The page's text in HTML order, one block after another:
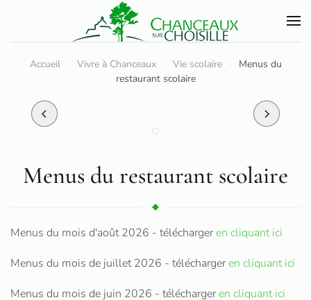
Accéder au contenu principal
Accueil Vivre à Chanceaux Vie scolaire
Menus du
restaurant scolaire
Menus du restaurant scolaire
Menus du mois d'août 2026 - téléchargeren cliquant ici
Menus du mois de juillet 2026 - téléchargeren cliquant ici
Menus du mois de juin 2026 - téléchargeren cliquant ici